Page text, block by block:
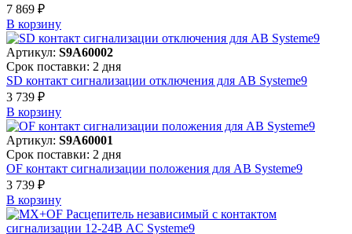
7 869 ₽
В корзинy
Артикул: S9A60002
Срок поставки: 2 дня
SD контакт сигнализации отключения для АВ Systeme9
3 739 ₽
В корзинy
Артикул: S9A60001
Срок поставки: 2 дня
OF контакт сигнализации положения для АВ Systeme9
3 739 ₽
В корзинy